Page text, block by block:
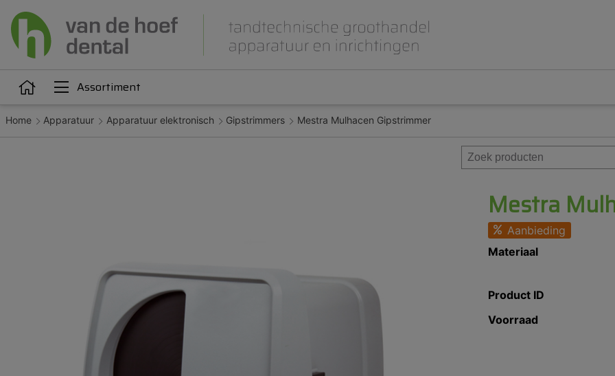
Assortiment
Articulatie Attachments Beet- en lepelplaten
Gips en inbedmassa
Implantologie
Meubilair en inrichting
Modelleren en
Home Apparatuur Apparatuur elektronisch Gipstrimmers Mestra Mulhacen Gipstrimmer
Mestra
Aanbieding
Materiaal
Product ID
Voorraad